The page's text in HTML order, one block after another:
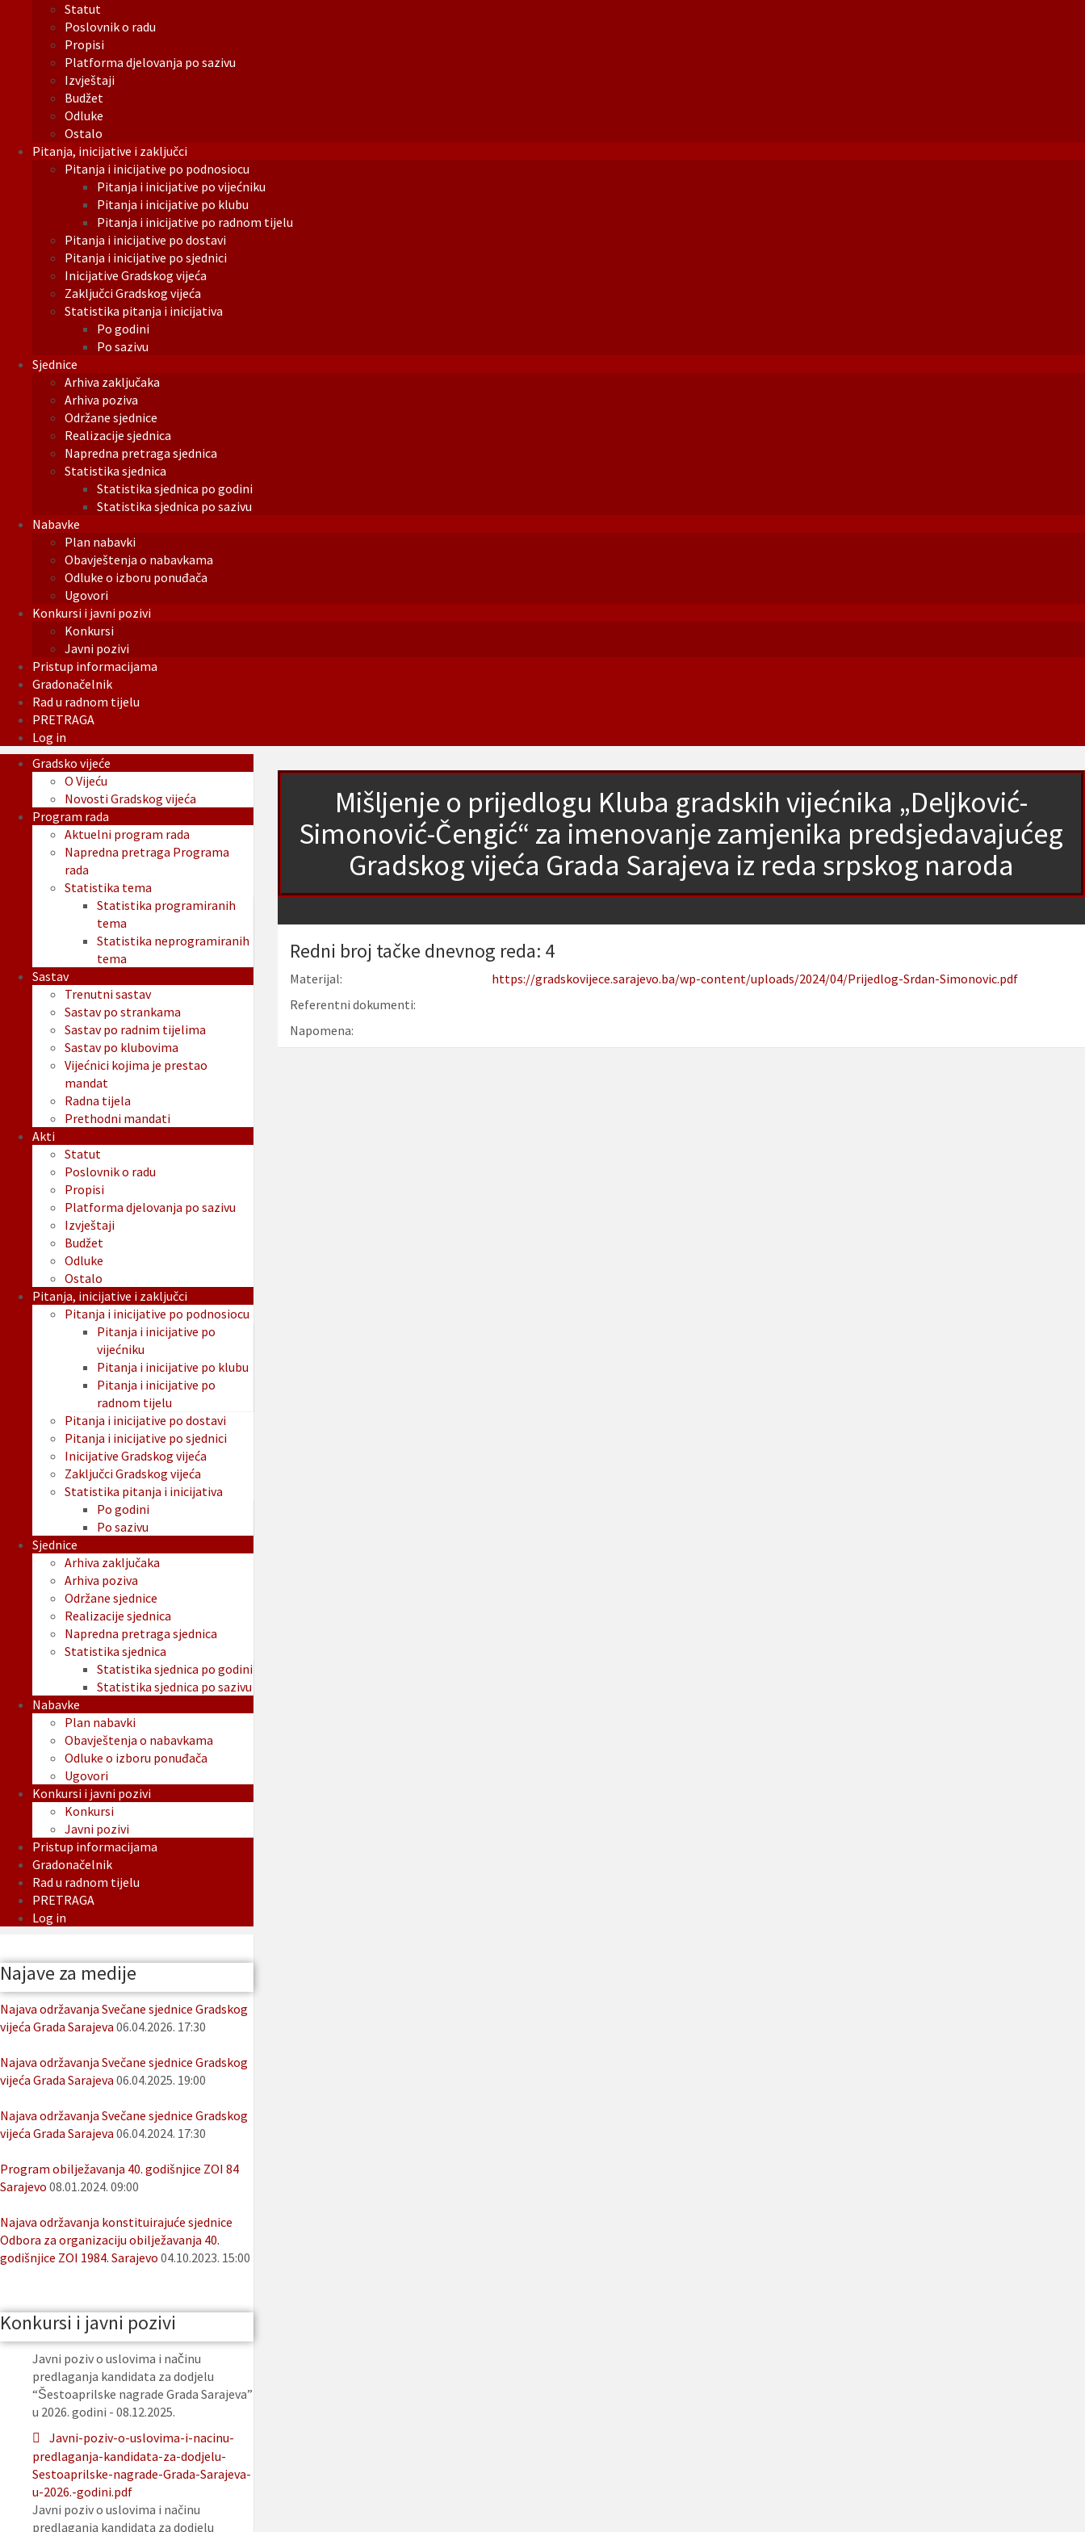
Statut
Poslovnik o radu
Propisi
Platforma djelovanja po sazivu
Izvještaji
Budžet
Odluke
Ostalo
Pitanja, inicijative i zaključci
Pitanja i inicijative po podnosiocu
Pitanja i inicijative po vijećniku
Pitanja i inicijative po klubu
Pitanja i inicijative po radnom tijelu
Pitanja i inicijative po dostavi
Pitanja i inicijative po sjednici
Inicijative Gradskog vijeća
Zaključci Gradskog vijeća
Statistika pitanja i inicijativa
Po godini
Po sazivu
Sjednice
Arhiva zaključaka
Arhiva poziva
Održane sjednice
Realizacije sjednica
Napredna pretraga sjednica
Statistika sjednica
Statistika sjednica po godini
Statistika sjednica po sazivu
Nabavke
Plan nabavki
Obavještenja o nabavkama
Odluke o izboru ponuđača
Ugovori
Konkursi i javni pozivi
Konkursi
Javni pozivi
Pristup informacijama
Gradonačelnik
Rad u radnom tijelu
PRETRAGA
Log in
Mišljenje o prijedlogu Kluba gradskih vijećnika „Deljković-
Simonović-Čengić“ za imenovanje zamjenika predsjedavajućeg
Gradskog vijeća Grada Sarajeva iz reda srpskog naroda
Redni broj tačke dnevnog reda: 4
Materijal:
https://gradskovijece.sarajevo.ba/wp-content/uploads/2024/04/Prijedlog-Srdan-Simonovic.pdf
Referentni dokumenti:
Napomena:
Gradsko vijeće
O Vijeću
Novosti Gradskog vijeća
Program rada
Aktuelni program rada
Napredna pretraga Programa
rada
Statistika tema
Statistika programiranih
tema
Statistika neprogramiranih
tema
Sastav
Trenutni sastav
Sastav po strankama
Sastav po radnim tijelima
Sastav po klubovima
Vijećnici kojima je prestao
mandat
Radna tijela
Prethodni mandati
Akti
Statut
Poslovnik o radu
Propisi
Platforma djelovanja po sazivu
Izvještaji
Budžet
Odluke
Ostalo
Pitanja, inicijative i zaključci
Pitanja i inicijative po podnosiocu
Pitanja i inicijative po
vijećniku
Pitanja i inicijative po klubu
Pitanja i inicijative po
radnom tijelu
Pitanja i inicijative po dostavi
Pitanja i inicijative po sjednici
Inicijative Gradskog vijeća
Zaključci Gradskog vijeća
Statistika pitanja i inicijativa
Po godini
Po sazivu
Sjednice
Arhiva zaključaka
Arhiva poziva
Održane sjednice
Realizacije sjednica
Napredna pretraga sjednica
Statistika sjednica
Statistika sjednica po godini
Statistika sjednica po sazivu
Nabavke
Plan nabavki
Obavještenja o nabavkama
Odluke o izboru ponuđača
Ugovori
Konkursi i javni pozivi
Konkursi
Javni pozivi
Pristup informacijama
Gradonačelnik
Rad u radnom tijelu
PRETRAGA
Log in
Najave za medije
Najava održavanja Svečane sjednice Gradskog
vijeća Grada Sarajeva 06.04.2026. 17:30
Najava održavanja Svečane sjednice Gradskog
vijeća Grada Sarajeva 06.04.2025. 19:00
Najava održavanja Svečane sjednice Gradskog
vijeća Grada Sarajeva 06.04.2024. 17:30
Program obilježavanja 40. godišnjice ZOI 84
Sarajevo 08.01.2024. 09:00
Najava održavanja konstituirajuće sjednice
Odbora za organizaciju obilježavanja 40.
godišnjice ZOI 1984. Sarajevo 04.10.2023. 15:00
Konkursi i javni pozivi
Javni poziv o uslovima i načinu
predlaganja kandidata za dodjelu
“Šestoaprilske nagrade Grada Sarajeva”
u 2026. godini - 08.12.2025.
Javni-poziv-o-uslovima-i-nacinu-
predlaganja-kandidata-za-dodjelu-
Sestoaprilske-nagrade-Grada-Sarajeva-
u-2026.-godini.pdf
Javni poziv o uslovima i načinu
predlaganja kandidata za dodjelu